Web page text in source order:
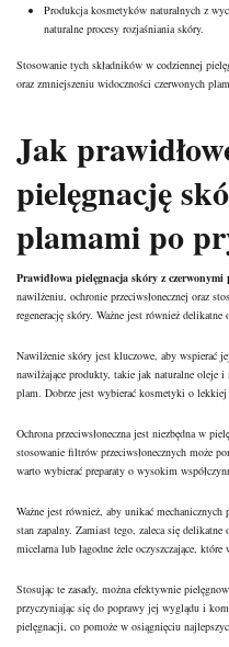
Produkcja kosmetyków naturalnych z
naturalne procesy rozjaśniania skóry.
Stosowanie tych składników w codziennej
oraz zmniejszeniu widoczności czerwonych
Jak
pielęgnację
plamami po
Prawidłowa pielęgnacja skóry z czerwonymi
nawilżeniu, ochronie przeciwsłonecznej oraz
regenerację skóry. Ważne jest również delikatne
Nawilżenie skóry jest kluczowe, aby wspierać
nawilżające produkty, takie jak naturalne oleje
plam. Dobrze jest wybierać kosmetyki o
Ochrona przeciwsłoneczna jest niezbędna w
stosowanie filtrów przeciwsłonecznych może
warto wybierać preparaty o wysokim
Ważne jest również, aby unikać
stan zapalny. Zamiast tego, zaleca się delikatne
micelarna lub łagodne żele oczyszczające,
Stosując te zasady, można efektywnie
przyczyniając się do poprawy jej wyglądu i
pielęgnacji, co pomoże w osiągnięciu